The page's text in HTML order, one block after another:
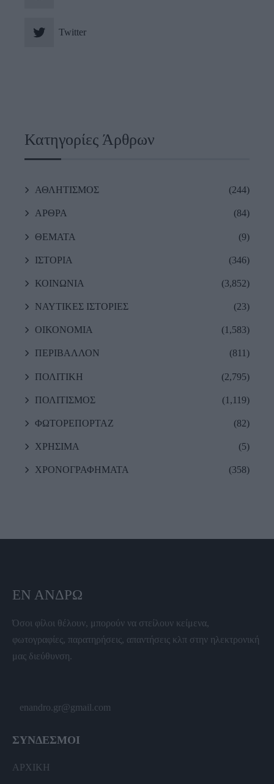
Twitter
Κατηγορίες Άρθρων
ΑΘΛΗΤΙΣΜΟΣ (244)
ΑΡΘΡΑ (84)
ΘΕΜΑΤΑ (9)
ΙΣΤΟΡΙΑ (346)
ΚΟΙΝΩΝΙΑ (3,852)
ΝΑΥΤΙΚΕΣ ΙΣΤΟΡΙΕΣ (23)
ΟΙΚΟΝΟΜΙΑ (1,583)
ΠΕΡΙΒΑΛΛΟΝ (811)
ΠΟΛΙΤΙΚΗ (2,795)
ΠΟΛΙΤΙΣΜΟΣ (1,119)
ΦΩΤΟΡΕΠΟΡΤΑΖ (82)
ΧΡΗΣΙΜΑ (5)
ΧΡΟΝΟΓΡΑΦΗΜΑΤΑ (358)
ΕΝ ΆΝΔΡΩ
Όσοι φίλοι θέλουν, μπορούν να στείλουν κείμενα,
φωτογραφίες, παρατηρήσεις, απαντήσεις κλπ στην ηλεκτρονική
μας διεύθυνση.
enandro.gr@gmail.com
ΣΥΝΔΕΣΜΟΙ
ΑΡΧΙΚΗ